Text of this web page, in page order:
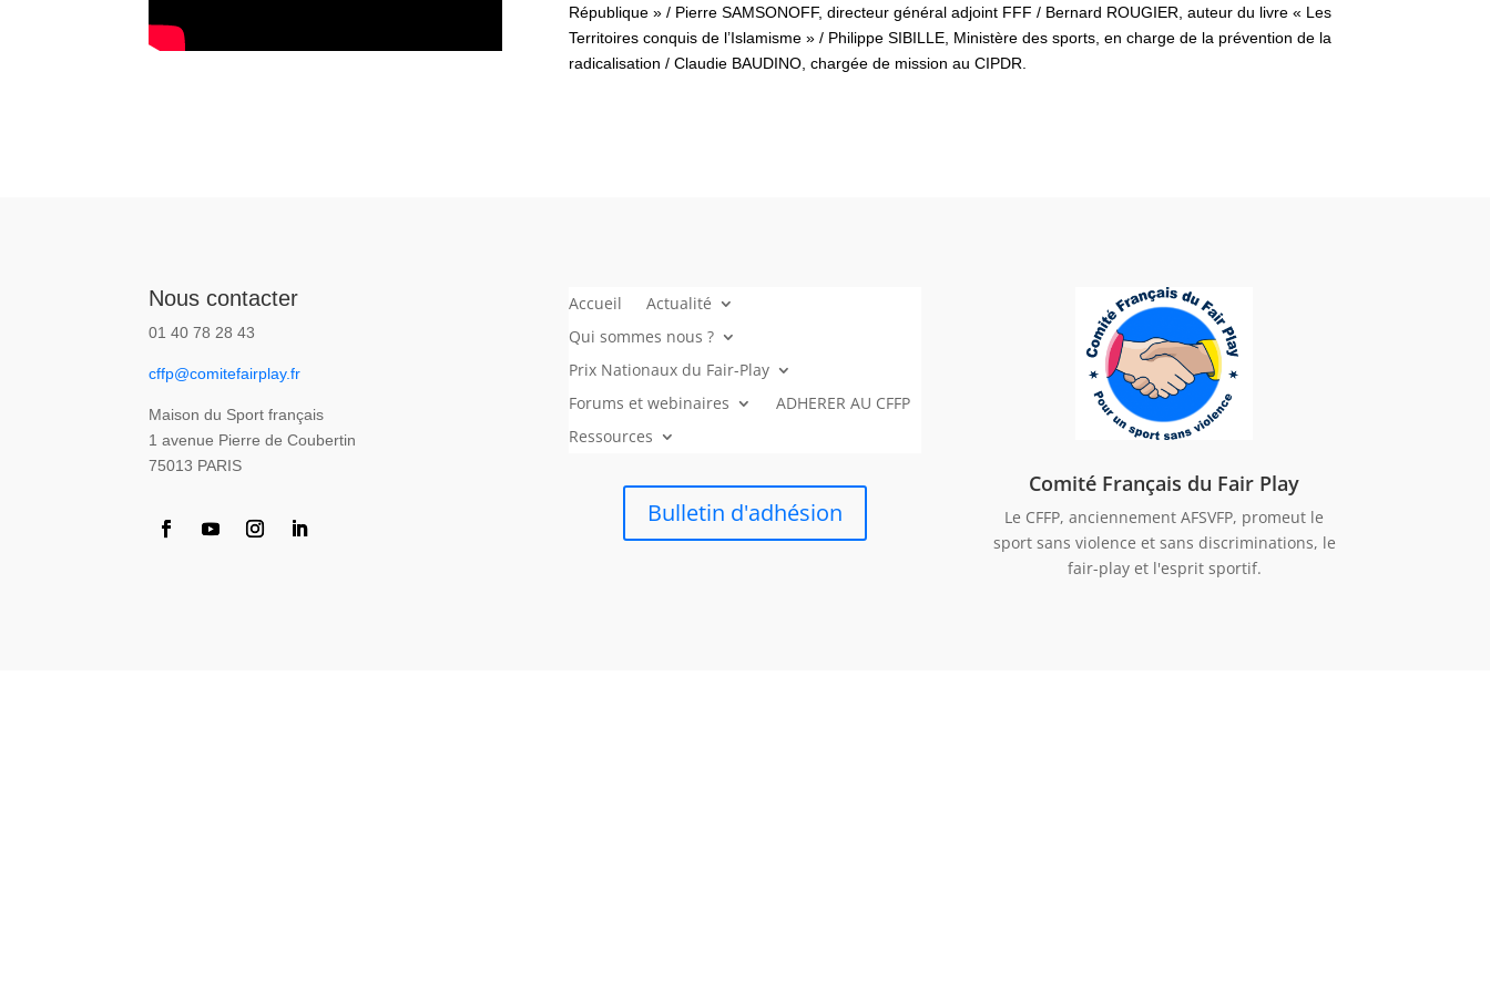
République » / Pierre SAMSONOFF, directeur général adjoint FFF / Bernard ROUGIER, auteur du livre « Les
Territoires conquis de l’Islamisme » / Philippe SIBILLE, Ministère des sports, en charge de la prévention de la
radicalisation / Claudie BAUDINO, chargée de mission au CIPDR.
Nous contacter
01 40 78 28 43
cffp@comitefairplay.fr
Maison du Sport français
1 avenue Pierre de Coubertin
75013 PARIS
Accueil
Actualité
Qui sommes nous ?
Prix Nationaux du Fair-Play
Forums et webinaires
ADHERER AU CFFP
Ressources
Bulletin d'adhésion
Comité Français du Fair Play
Le CFFP, anciennement AFSVFP, promeut le
sport sans violence et sans discriminations, le
fair-play et l'esprit sportif.